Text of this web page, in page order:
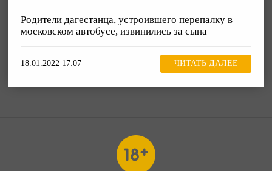
Родители дагестанца, устроившего перепалку в
московском автобусе, извинились за сына
18.01.2022 17:07 ЧИТАТЬ ДАЛЕЕ